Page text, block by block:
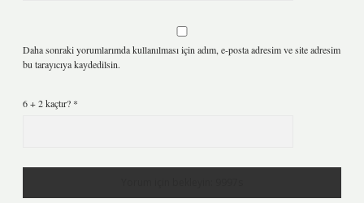
Daha sonraki yorumlarımda kullanılması için adım, e-posta adresim ve site adresim
bu tarayıcıya kaydedilsin.
6 + 2 kaçtır? *